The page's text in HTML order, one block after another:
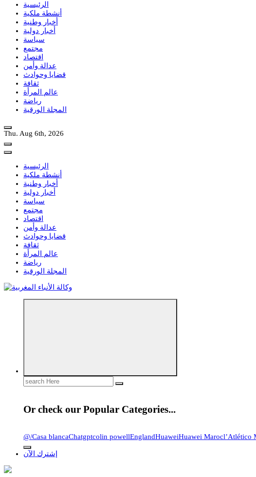
الرئيسية
أنشطة ملكية
أخبار وطنية
أخبار دولية
سياسة
مجتمع
اقتصاد
عدالة وأمن
قضايا وحوادث
ثقافة
عالم المرأة
رياضة
المجلة الورقية
Thu. Aug 6th, 2026
الرئيسية
أنشطة ملكية
أخبار وطنية
أخبار دولية
سياسة
مجتمع
اقتصاد
عدالة وأمن
قضايا وحوادث
ثقافة
عالم المرأة
رياضة
المجلة الورقية
Search
for:
Or check our Popular Categories...
@/Casa blancaChatgptcolin powellEnglandHuaweiHuawei Marocl’Atlético
إشترك الآن